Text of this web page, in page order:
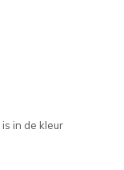
in de kleur